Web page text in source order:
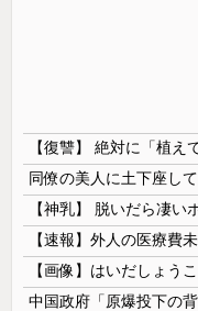
同僚の美人に土下座し
中国政府「原爆投下の